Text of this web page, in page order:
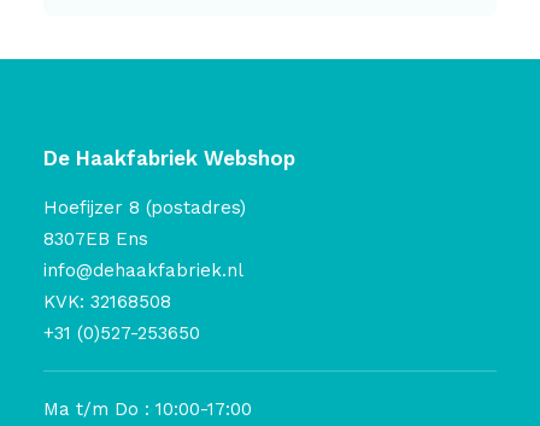
De Haakfabriek Webshop
Hoefijzer 8 (postadres)
8307EB Ens
info@dehaakfabriek.nl
KVK: 32168508
+31 (0)527-253650
Ma t/m Do : 10:00-17:00